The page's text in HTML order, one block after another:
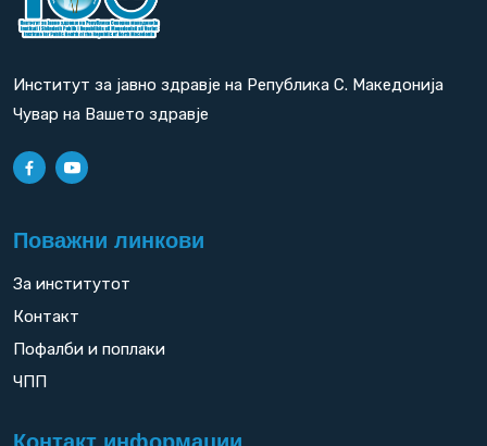
Институт за јавно здравје на Република С. Македонија
Чувар на Вашето здравје
Поважни линкови
За институтот
Контакт
Пофалби и поплаки
ЧПП